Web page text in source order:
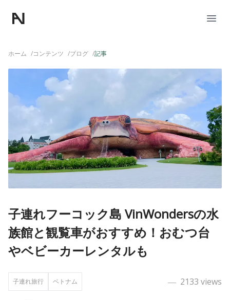
Nagao Factory
ホーム /コンテンツ /ブログ /記事
子連れフーコック島 VinWondersの水
族館と観覧車がおすすめ！おむつ台
やベビーカーレンタルも
子連れ旅行 ベトナム ― 2133 views